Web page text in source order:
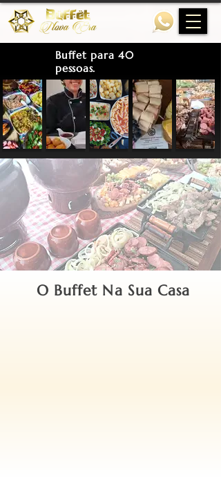
Buffet para 40
pessoas.
O Buffet Na Sua Casa